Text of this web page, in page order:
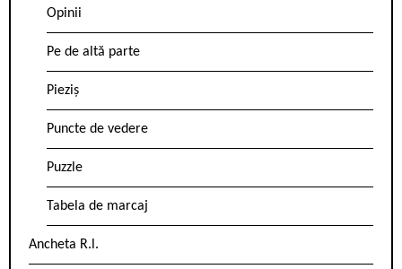
Opinii
Pe de altă parte
Pieziș
Puncte de vedere
Puzzle
Tabela de marcaj
Ancheta R.l.